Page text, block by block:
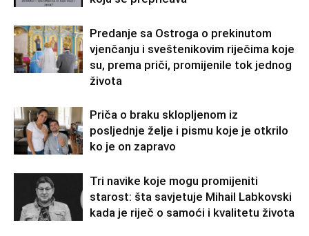
Predanje sa Ostroga o prekinutom
vjenčanju i sveštenikovim riječima koje
su, prema priči, promijenile tok jednog
života
Priča o braku sklopljenom iz
posljednje želje i pismu koje je otkrilo
ko je on zapravo
Tri navike koje mogu promijeniti
starost: šta savjetuje Mihail Labkovski
kada je riječ o samoći i kvalitetu života